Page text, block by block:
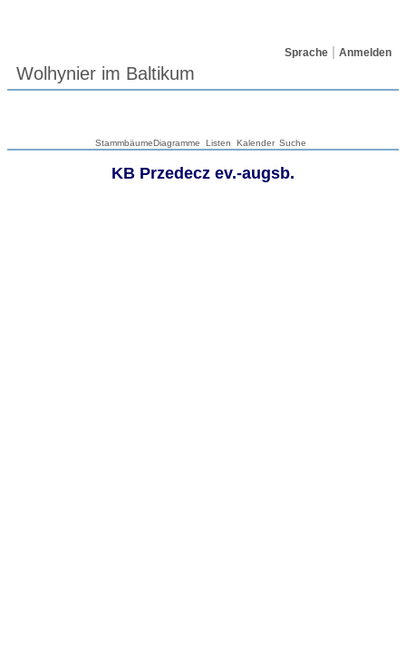
Sprache Anmelden
Wolhynier im Baltikum
StammbäumeDiagramme Listen Kalender Suche
KB Przedecz ev.-augsb.